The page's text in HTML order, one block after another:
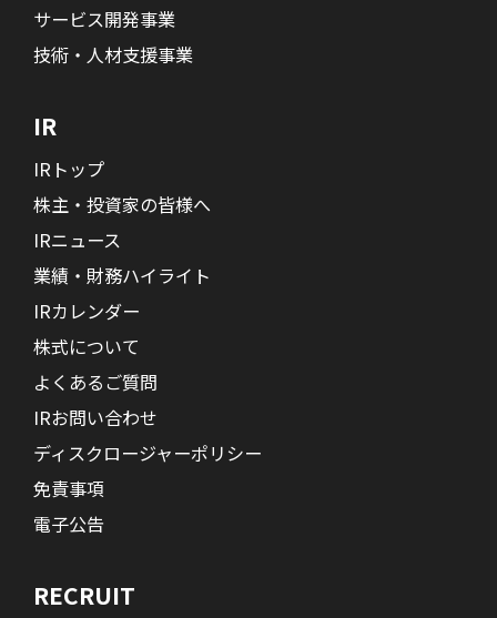
サービス開発事業
技術・人材支援事業
IR
IRトップ
株主・投資家の皆様へ
IRニュース
業績・財務ハイライト
IRカレンダー
株式について
よくあるご質問
IRお問い合わせ
ディスクロージャーポリシー
免責事項
電子公告
RECRUIT